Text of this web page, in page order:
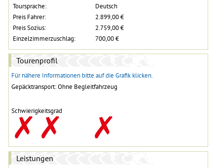
Toursprache:
Deutsch
Preis Fahrer:
2.899,00 €
Preis Sozius:
2.759,00 €
Einzelzimmerzuschlag:
700,00 €
Tourenprofil
Für nähere Informationen bitte auf die Grafik klicken.
Gepäcktransport: Ohne Begleitfahrzeug
Schwierigkeitsgrad
Leistungen